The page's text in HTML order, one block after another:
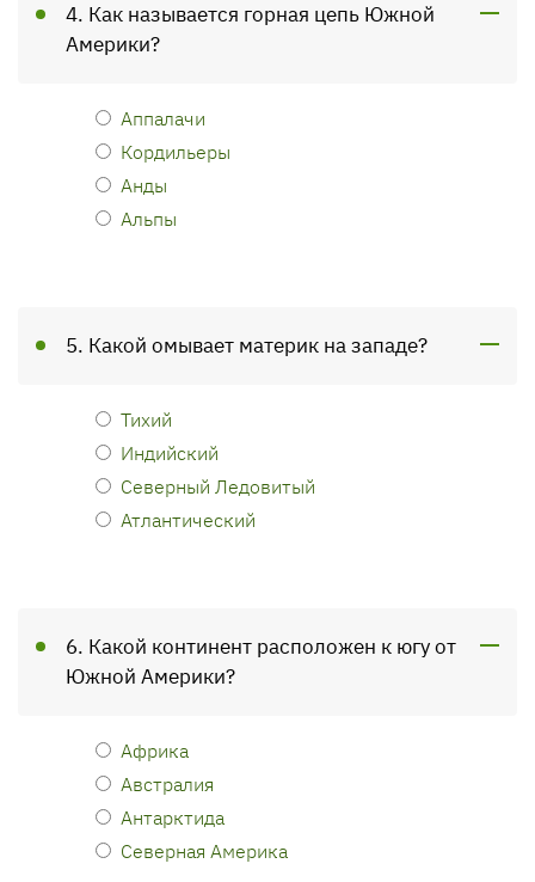
4. Как называется горная цепь Южной
Америки?
Аппалачи
Кордильеры
Анды
Альпы
5. Какой омывает материк на западе?
Тихий
Индийский
Северный Ледовитый
Атлантический
6. Какой континент расположен к югу от
Южной Америки?
Африка
Австралия
Антарктида
Северная Америка